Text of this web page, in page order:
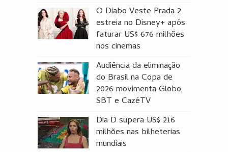
O Diabo Veste Prada 2
estreia no Disney+ após
faturar US$ 676 milhões
nos cinemas
Audiência da eliminação
do Brasil na Copa de
2026 movimenta Globo,
SBT e CazéTV
Dia D supera US$ 216
milhões nas bilheterias
mundiais